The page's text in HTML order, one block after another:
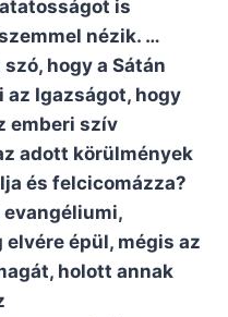
is
nézik. …
hogy a Sátán
Igazságot, hogy
emberi szív
adott körülmények
és felcicomázza?
evangéliumi,
épül, mégis az
holott annak